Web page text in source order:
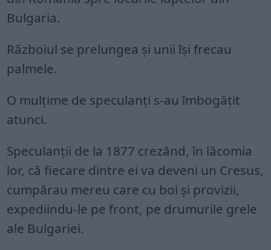
Bulgaria.
Războiul se prelungea și unii își frecau
palmele.
O mulțime de speculanți s-au îmbogățit
atunci.
Speculanții de la 1877 crezând, în lăcomia
lor, că fiecare dintre ei va deveni un Cresus,
cumpărau mereu care cu boi și provizii,
expediindu-le pe front, pe drumurile grele
ale Bulgariei.